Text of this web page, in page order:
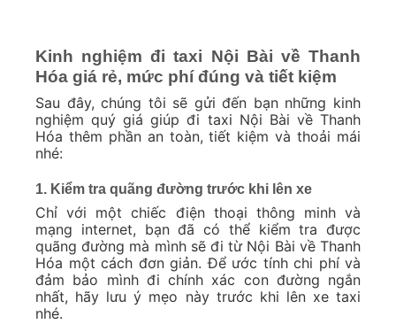
Kinh nghiệm đi taxi Nội Bài về Thanh
Hóa giá rẻ, mức phí đúng và tiết kiệm
Sau đây, chúng tôi sẽ gửi đến bạn những kinh
nghiệm quý giá giúp đi taxi Nội Bài về Thanh
Hóa thêm phần an toàn, tiết kiệm và thoải mái
nhé:
1. Kiểm tra quãng đường trước khi lên xe
Chỉ với một chiếc điện thoại thông minh và
mạng internet, bạn đã có thể kiểm tra được
quãng đường mà mình sẽ đi từ Nội Bài về Thanh
Hóa một cách đơn giản. Để ước tính chi phí và
đảm bảo mình đi chính xác con đường ngắn
nhất, hãy lưu ý mẹo này trước khi lên xe taxi
nhé.